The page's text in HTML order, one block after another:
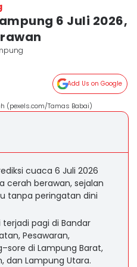
6 Juli 2026,
Add Us on Google
(pexels.com/Tamas Babai)
cuaca 6 Juli 2026
cerah berawan, sejalan
tanpa peringatan dini
pagi di Bandar
Pesawaran,
di Lampung Barat,
dan Lampung Utara.